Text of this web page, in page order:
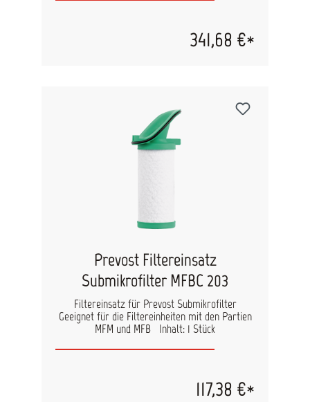
Ventilatoren vor Farbnebel geschützt. Zur
eingefärbt. Temperaturbeständig bis 180°C,
silikonfrei und frei von lackschädlichen
341,68 €*
Prevost Filtereinsatz
Submikrofilter MFBC 203
Filtereinsatz für Prevost Submikrofilter
Geeignet für die Filtereinheiten mit den Partien
MFM und MFB Inhalt: 1 Stück
117,38 €*